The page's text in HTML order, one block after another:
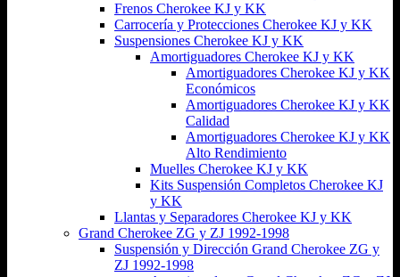
Frenos Cherokee KJ y KK
Carrocería y Protecciones Cherokee KJ y KK
Suspensiones Cherokee KJ y KK
Amortiguadores Cherokee KJ y KK
Amortiguadores Cherokee KJ y KK
Económicos
Amortiguadores Cherokee KJ y KK
Calidad
Amortiguadores Cherokee KJ y KK
Alto Rendimiento
Muelles Cherokee KJ y KK
Kits Suspensión Completos Cherokee KJ
y KK
Llantas y Separadores Cherokee KJ y KK
Grand Cherokee ZG y ZJ 1992-1998
Suspensión y Dirección Grand Cherokee ZG y
ZJ 1992-1998